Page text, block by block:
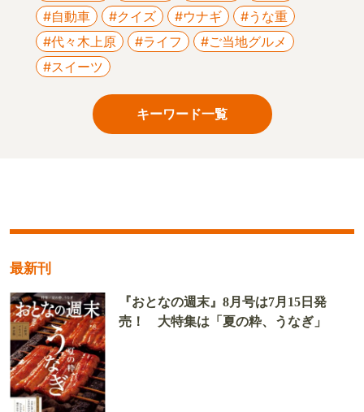
#自動車
#クイズ #ウナギ
#うな重
#代々木上原
#ライフ
#ご当地グルメ
#スイーツ
キーワード一覧
最新刊
『おとなの週末』8月号は7月15日発
売！ 大特集は「夏の粋、うなぎ」